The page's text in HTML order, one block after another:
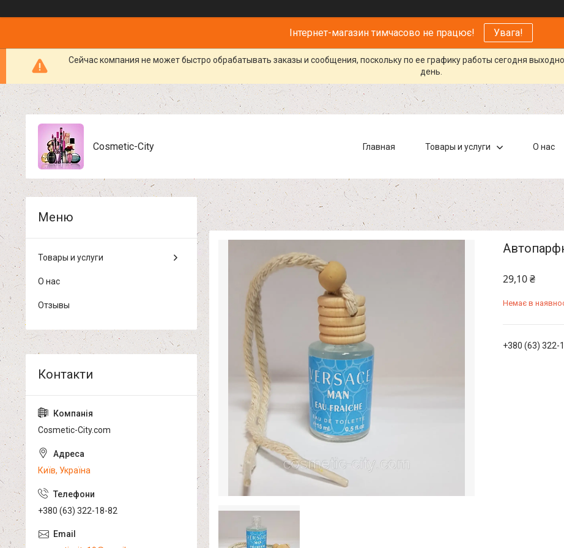
Інтернет-магазин тимчасово не працює! Увага!
Сейчас компания не может быстро обрабатывать заказы и сообщения, поскольку по ее графику работы сегодня
день.
Cosmetic-City Главная Товары и услуги О нас
29,10 ₴
Немає в
+380 (63) 322-
Товары и услуги
О нас
Отзывы
Cosmetic-City.com
Київ, Україна
+380 (63) 322-18-82